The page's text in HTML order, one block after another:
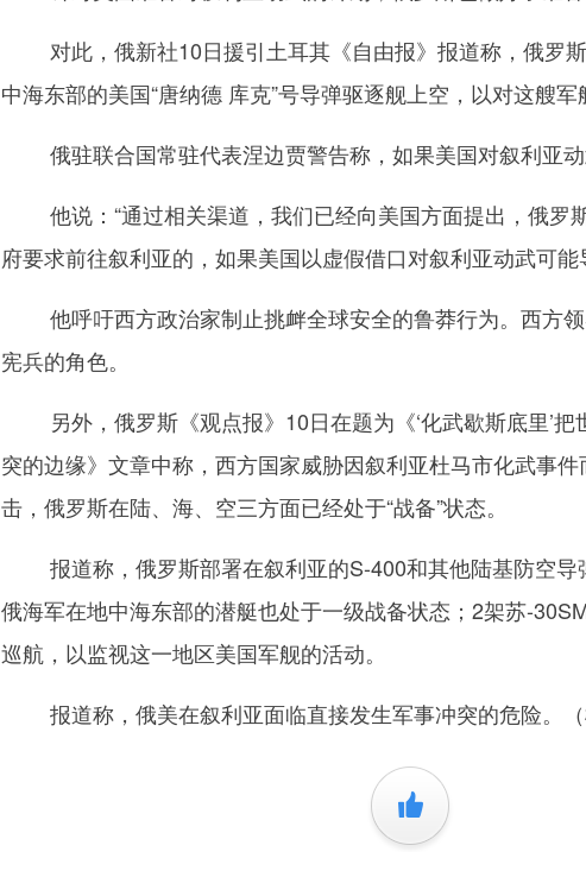
对此，俄新社10日援引土耳其《自由报》报道称，俄罗
中海东部的美国“唐纳德 库克”号导弹驱逐舰上空，以对这艘军
俄驻联合国常驻代表涅边贾警告称，如果美国对叙利亚动
他说：“通过相关渠道，我们已经向美国方面提出，俄罗
府要求前往叙利亚的，如果美国以虚假借口对叙利亚动武可能
他呼吁西方政治家制止挑衅全球安全的鲁莽行为。西方领
宪兵的角色。
另外，俄罗斯《观点报》10日在题为《‘化武歇斯底里’把
突的边缘》文章中称，西方国家威胁因叙利亚杜马市化武事
击，俄罗斯在陆、海、空三方面已经处于“战备”状态。
报道称，俄罗斯部署在叙利亚的S-400和其他陆基防空导
俄海军在地中海东部的潜艇也处于一级战备状态；2架苏-
巡航，以监视这一地区美国军舰的活动。
报道称，俄美在叙利亚面临直接发生军事冲突的危险。（
+1